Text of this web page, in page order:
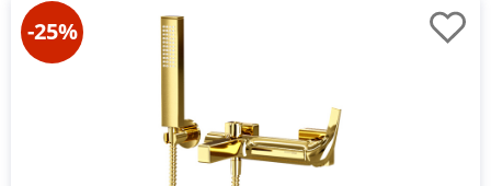
-25%